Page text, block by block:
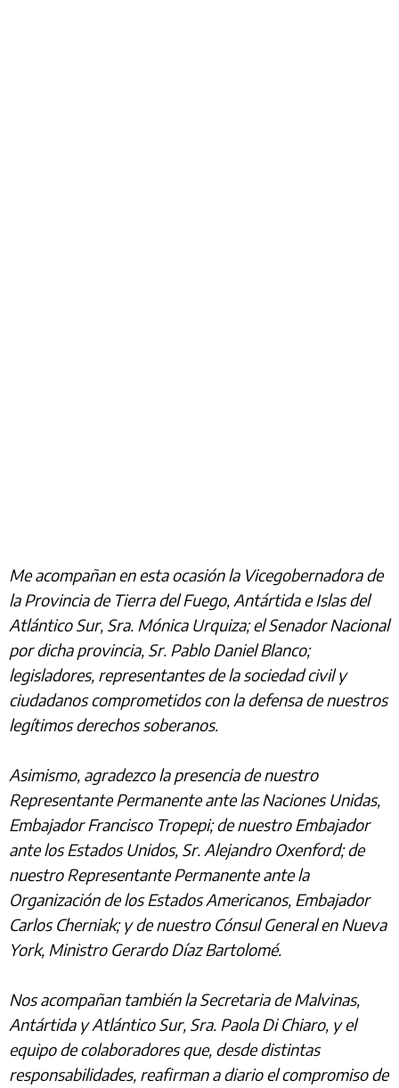
Me acompañan en esta ocasión la Vicegobernadora de
la Provincia de Tierra del Fuego, Antártida e Islas del
Atlántico Sur, Sra. Mónica Urquiza; el Senador Nacional
por dicha provincia, Sr. Pablo Daniel Blanco;
legisladores, representantes de la sociedad civil y
ciudadanos comprometidos con la defensa de nuestros
legítimos derechos soberanos.
Asimismo, agradezco la presencia de nuestro
Representante Permanente ante las Naciones Unidas,
Embajador Francisco Tropepi; de nuestro Embajador
ante los Estados Unidos, Sr. Alejandro Oxenford; de
nuestro Representante Permanente ante la
Organización de los Estados Americanos, Embajador
Carlos Cherniak; y de nuestro Cónsul General en Nueva
York, Ministro Gerardo Díaz Bartolomé.
Nos acompañan también la Secretaria de Malvinas,
Antártida y Atlántico Sur, Sra. Paola Di Chiaro, y el
equipo de colaboradores que, desde distintas
responsabilidades, reafirman a diario el compromiso de